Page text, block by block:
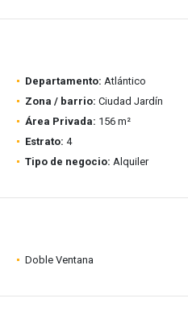
Departamento: Atlántico
Zona / barrio: Ciudad Jardín
Área Privada: 156 m²
Estrato: 4
Tipo de negocio: Alquiler
Doble Ventana